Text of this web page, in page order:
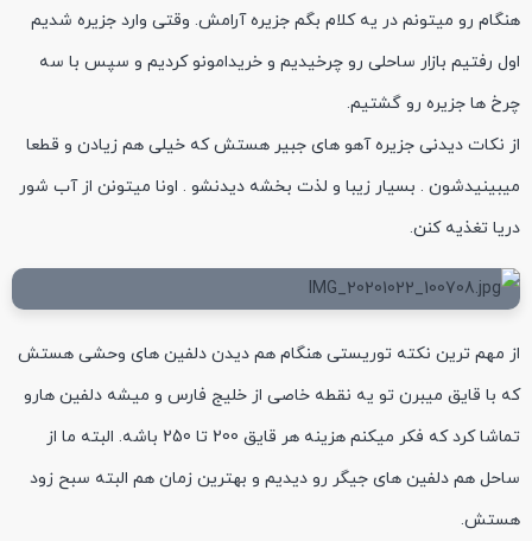
هنگام رو میتونم در یه کلام بگم جزیره آرامش. وقتی وارد جزیره شدیم
اول رفتیم بازار ساحلی رو چرخیدیم و خریدامونو کردیم و سپس با سه
چرخ ها جزیره رو گشتیم.
از نکات دیدنی جزیره آهو های جبیر هستش که خیلی هم زیادن و قطعا
میبینیدشون . بسیار زیبا و لذت بخشه دیدنشو . اونا میتونن از آب شور
دریا تغذیه کنن.
از مهم ترین نکته توریستی هنگام هم دیدن دلفین های وحشی هستش
که با قایق میبرن تو یه نقطه خاصی از خلیج فارس و میشه دلفین هارو
تماشا کرد که فکر میکنم هزینه هر قایق 200 تا 250 باشه. البته ما از
ساحل هم دلفین های جیگر رو دیدیم و بهترین زمان هم البته سبح زود
هستش.